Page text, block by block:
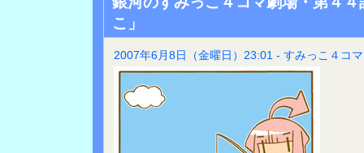
こ」
2007年6月8日（金曜日）23:01 - すみっこ４コマ